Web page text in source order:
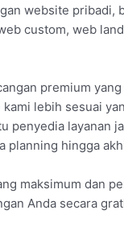
website pribadi,
custom, web
premium yang
lebih sesuai
penyedia layanan
planning hingga
maksimum dan
Anda secara